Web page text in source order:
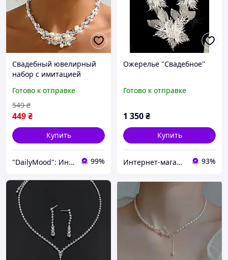
Свадебный ювелирный
набор с имитацией
серьги Набор украшений
со стразами и жемчугом
Готово к отправке
449₴
549 ₴
Купить
"DailyMood": Интернет-магазин аксессуаров и товаров для повседневного использования 99%
Ожерелье "Свадебное"
Готово к отправке
1 350₴
Купить
Интернет-магазин "Серебряное кольцо" 93%